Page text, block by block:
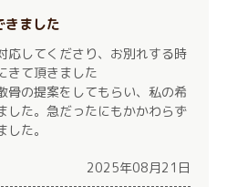
きました
応してくださり、お別れする時
きて頂きました
骨の提案をしてもらい、私の希
した。急だったにもかかわらず
た。
2025年08月21日